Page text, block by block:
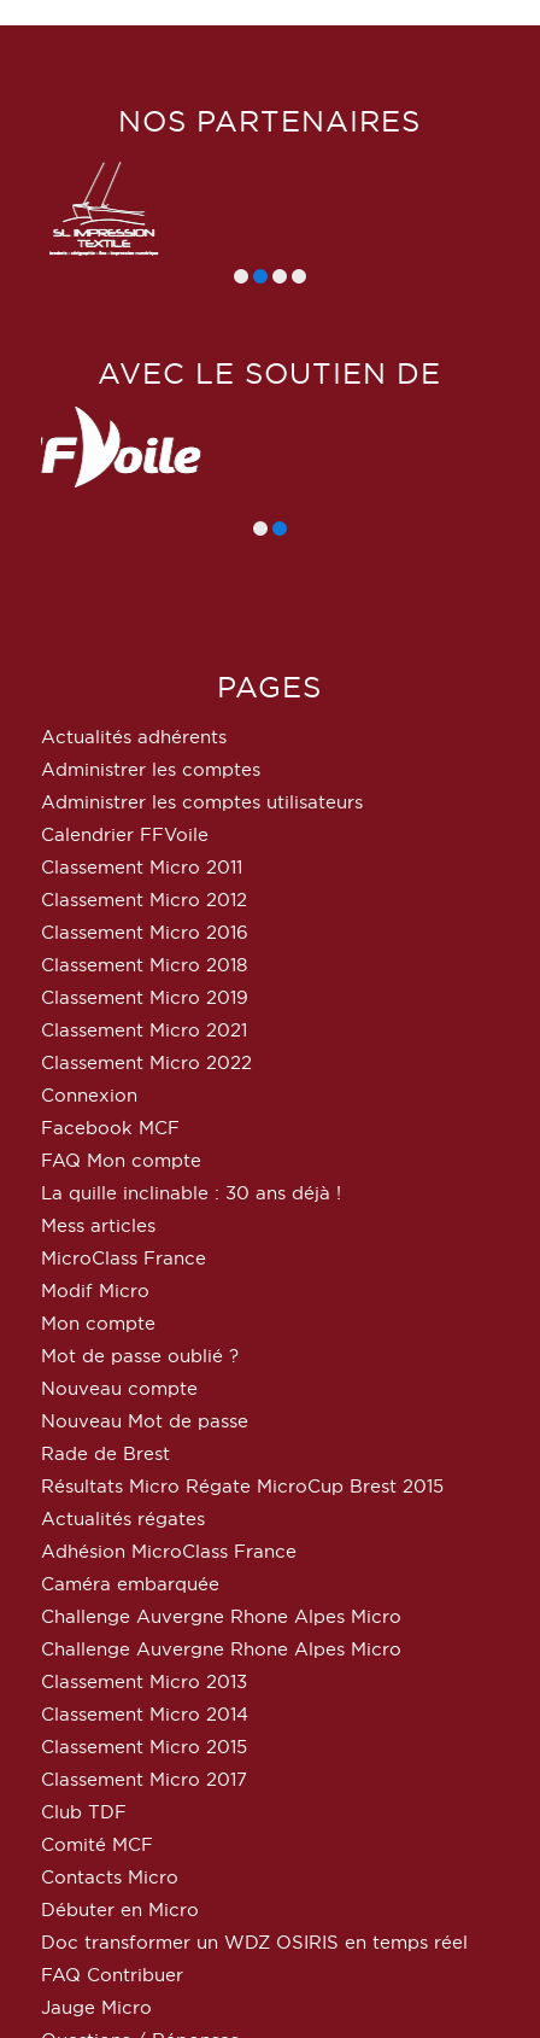
NOS PARTENAIRES
AVEC LE SOUTIEN DE
PAGES
Actualités adhérents
Administrer les comptes
Administrer les comptes utilisateurs
Calendrier FFVoile
Classement Micro 2011
Classement Micro 2012
Classement Micro 2016
Classement Micro 2018
Classement Micro 2019
Classement Micro 2021
Classement Micro 2022
Connexion
Facebook MCF
FAQ Mon compte
La quille inclinable : 30 ans déjà !
Mess articles
MicroClass France
Modif Micro
Mon compte
Mot de passe oublié ?
Nouveau compte
Nouveau Mot de passe
Rade de Brest
Résultats Micro Régate MicroCup Brest 2015
Actualités régates
Adhésion MicroClass France
Caméra embarquée
Challenge Auvergne Rhone Alpes Micro
Challenge Auvergne Rhone Alpes Micro
Classement Micro 2013
Classement Micro 2014
Classement Micro 2015
Classement Micro 2017
Club TDF
Comité MCF
Contacts Micro
Débuter en Micro
Doc transformer un WDZ OSIRIS en temps réel
FAQ Contribuer
Jauge Micro